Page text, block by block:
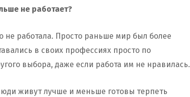
не работает?
не работала. Просто раньше мир был более
в своих профессиях просто по
выбора, даже если работа им не нравилась.
живут лучше и меньше готовы терпеть